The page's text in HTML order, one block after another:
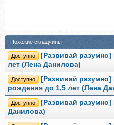
Похожие складчины
Доступно
[Развивай разумно]
лет (Лена Данилова)
Доступно
[Развивай разумно]
рождения до 1,5 лет (Лена
Доступно
[Развивай разумно]
Данилова)